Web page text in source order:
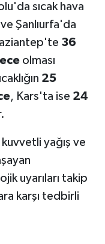
sıcak hava
Şanlıurfa'da
36
olması
25
, Kars'ta ise 24
yağış ve
uyarıları takip
karşı tedbirli